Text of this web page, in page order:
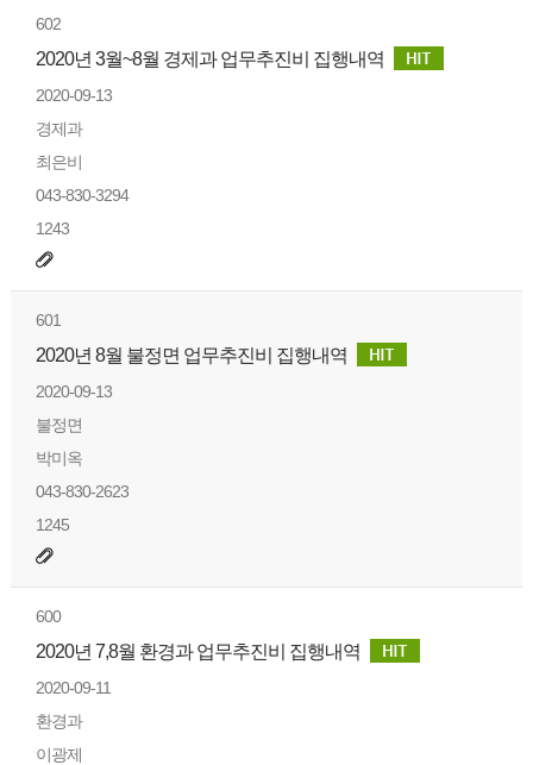
602
2020년 3월~8월 경제과 업무추진비 집행내역
2020-09-13
경제과
최은비
043-830-3294
1243
601
2020년 8월 불정면 업무추진비 집행내역
2020-09-13
불정면
박미옥
043-830-2623
1245
600
2020년 7,8월 환경과 업무추진비 집행내역
2020-09-11
환경과
이광제